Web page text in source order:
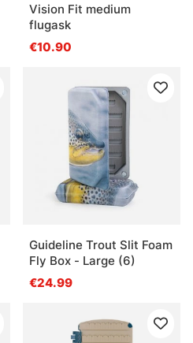
Vision Fit medium
flugask
€10.90
Guideline Trout Slit Foam
Fly Box - Large (6)
€24.99